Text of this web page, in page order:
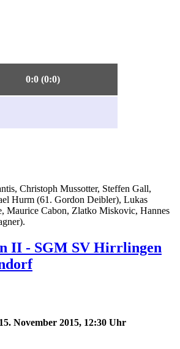
0:0 (0:0)
Christoph Mussotter, Steffen Gall,
Hurm (61. Gordon Deibler), Lukas
Maurice Cabon, Zlatko Miskovic, Hannes
II - SGM SV Hirrlingen
November 2015, 12:30 Uhr